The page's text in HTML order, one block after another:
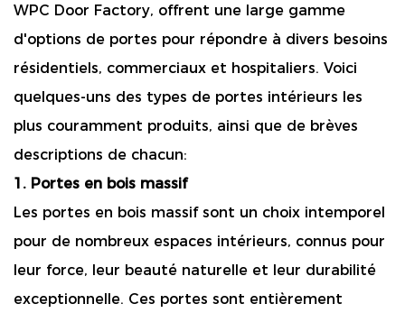
WPC Door Factory, offrent une large gamme
d'options de portes pour répondre à divers besoins
résidentiels, commerciaux et hospitaliers. Voici
quelques-uns des types de portes intérieurs les
plus couramment produits, ainsi que de brèves
descriptions de chacun:
1. Portes en bois massif
Les portes en bois massif sont un choix intemporel
pour de nombreux espaces intérieurs, connus pour
leur force, leur beauté naturelle et leur durabilité
exceptionnelle. Ces portes sont entièrement